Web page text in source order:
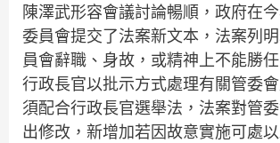
陳澤武形容會議討論暢順，政府在
委員會提交了法案新文本，法案列
員會辭職、身故，或精神上不能勝
行政長官以批示方式處理有關管委
須配合行政長官選舉法，法案對管
出修改，新增加若因故意實施可處